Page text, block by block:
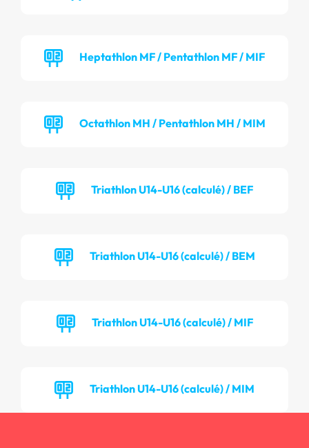
Heptathlon MF / Pentathlon MF / MIF
Octathlon MH / Pentathlon MH / MIM
Triathlon U14-U16 (calculé) / BEF
Triathlon U14-U16 (calculé) / BEM
Triathlon U14-U16 (calculé) / MIF
Triathlon U14-U16 (calculé) / MIM